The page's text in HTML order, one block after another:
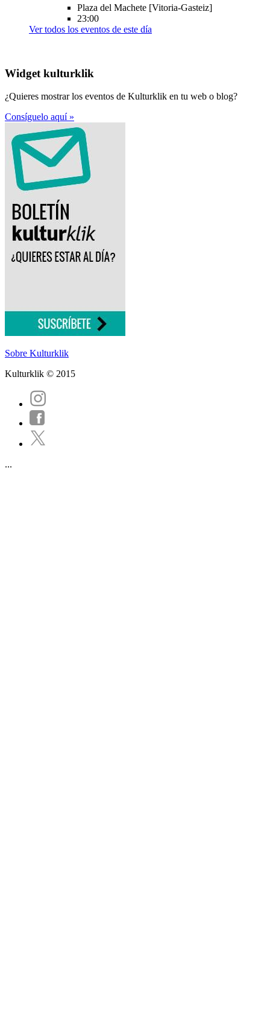
Plaza del Machete [Vitoria-Gasteiz]
23:00
Ver todos los eventos de este día
Widget kulturklik
¿Quieres mostrar los eventos de Kulturklik en tu web o blog?
Consíguelo aquí »
Sobre Kulturklik
Kulturklik © 2015
...